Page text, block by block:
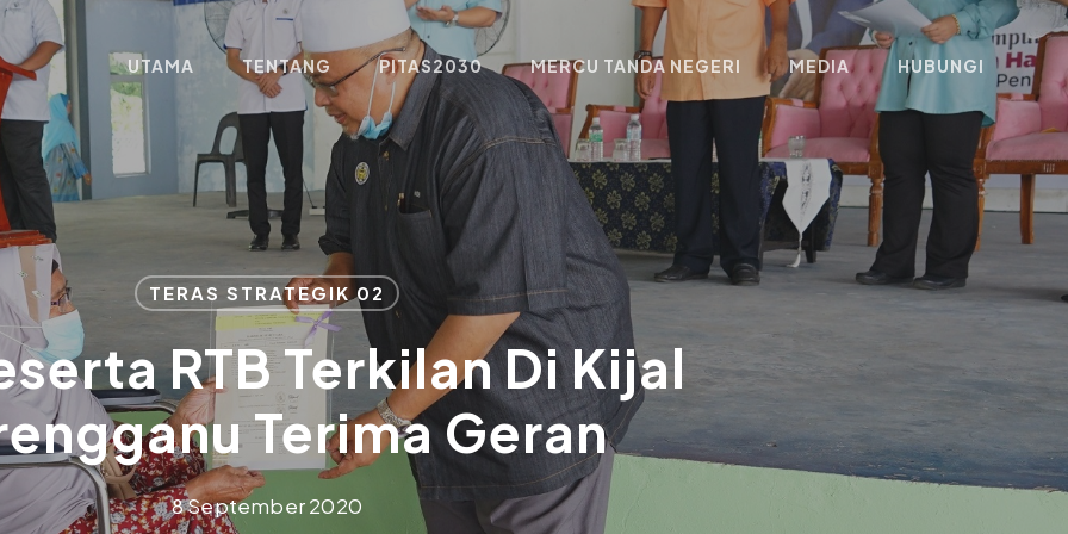
UTAMA TENTANG PITAS2030 MERCU TANDA NEGERI MEDIA HUBUNGI
TERAS STRATEGIK 02
RTB Terkilan Di Kijal
Terima Geran
8 September 2020